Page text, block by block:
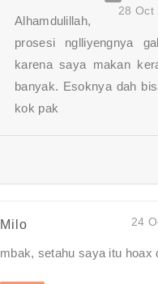
28 Oct
Alhamdulillah,
prosesi nglliyengnya
karena saya makan
banyak. Esoknya dah
kok pak
Milo 24
mbak, setahu saya itu hoax